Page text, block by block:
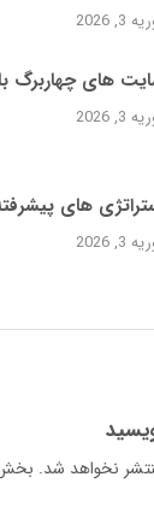
3, 2026
های چهاربرگ
3, 2026
های
3, 2026
نخواهد شد.